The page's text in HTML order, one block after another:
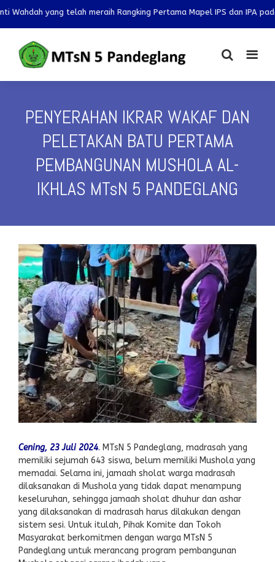
telah meraih Rangking Pertama Mapel IPS dan IPA pada OMI
PENYERAHAN IKRAR WAKAF DAN
PELETAKAN BATU PERTAMA
PEMBANGUNAN MUSHOLA AL-
IKHLAS MTsN 5 PANDEGLANG
Cening, 23 Juli 2024. MTsN 5 Pandeglang, madrasah yang
memiliki sejumah 643 siswa, belum memiliki Mushola yang
memadai. Selama ini, jamaah sholat warga madrasah
dilaksanakan di Mushola yang tidak dapat menampung
keseluruhan, sehingga jamaah sholat dhuhur dan ashar
yang dilaksanakan di madrasah harus dilakukan dengan
sistem sesi. Untuk itulah, Pihak Komite dan Tokoh
Masyarakat berkomitmen dengan warga MTsN 5
Pandeglang untuk merancang program pembangunan